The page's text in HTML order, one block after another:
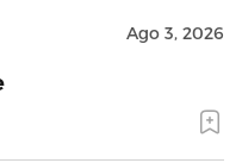
Ago 3, 2026